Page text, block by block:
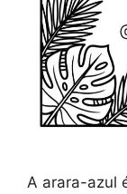
A arara-azul